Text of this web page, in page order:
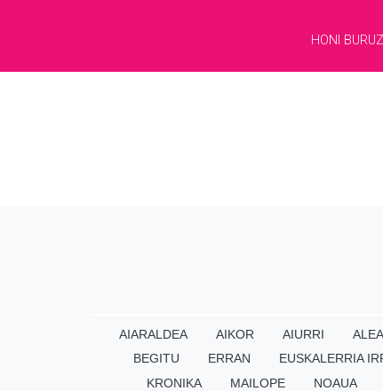
HONI BURUZ
AIARALDEA AIKOR AIURRI ALEA
BEGITU
ERRAN EUSKALERRIA
KRONIKA
MAILOPE NOAUA